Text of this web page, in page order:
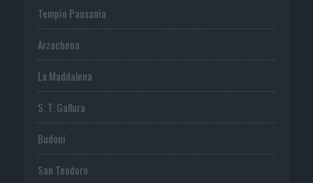
Tempio Pausania
Arzachena
La Maddalena
S. T. Gallura
Budoni
San Teodoro